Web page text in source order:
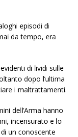
episodi di
da tempo, era
di lividi sulle
dopo l’ultima
i maltrattamenti.
dell’Arma hanno
incensurato e lo
un conoscente